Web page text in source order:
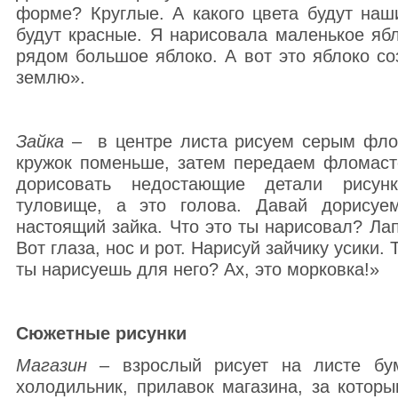
форме? Круглые. А какого цвета будут
будут красные. Я нарисовала маленькое
рядом большое яблоко. А вот это яблоко
землю».
Зайка – в центре листа рисуем серым
кружок поменьше, затем передаем
дорисовать недостающие детали
туловище, а это голова. Давай
настоящий зайка. Что это ты нарисовал?
Вот глаза, нос и рот. Нарисуй зайчику усики.
ты нарисуешь для него? Ах, это морковка!»
Сюжетные рисунки
Магазин – взрослый рисует на листе
холодильник, прилавок магазина, за